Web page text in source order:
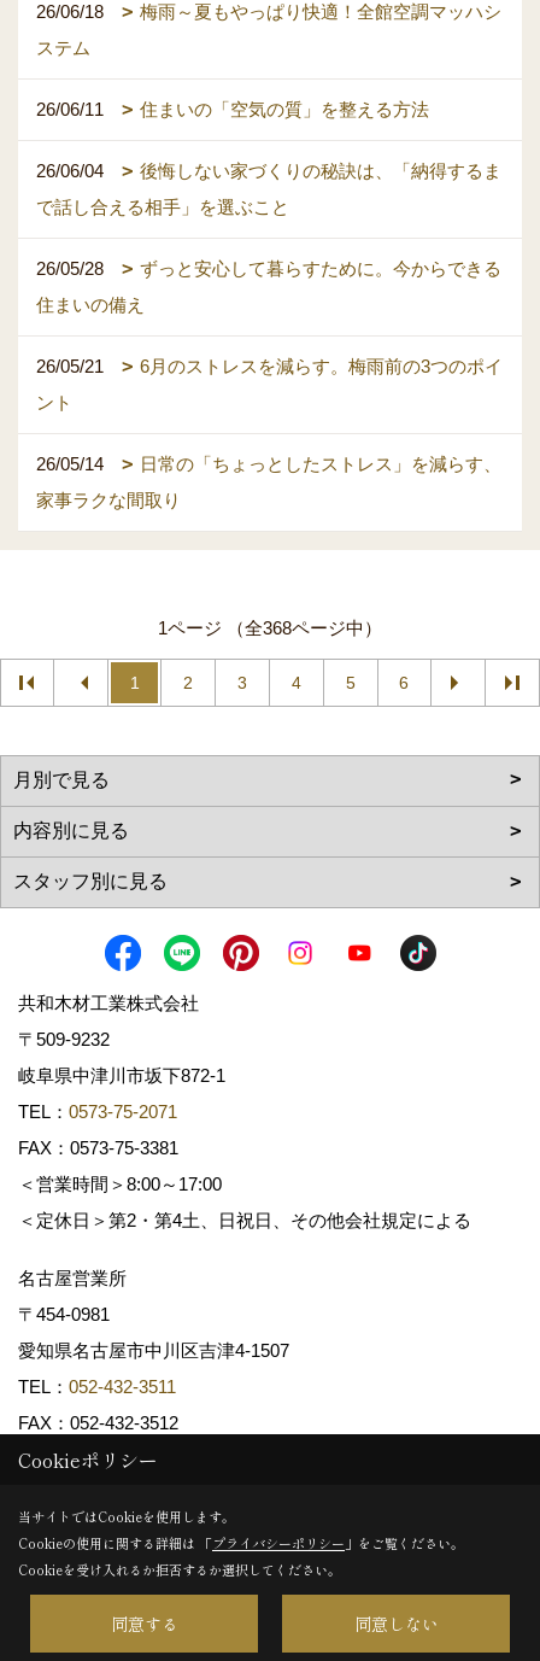
26/06/18
梅雨～夏もやっぱり快適！全館空調マッハシ
ステム
26/06/11 住まいの「空気の質」を整える方法
26/06/04
後悔しない家づくりの秘訣は、「納得するま
で話し合える相手」を選ぶこと
26/05/28
ずっと安心して暮らすために。今からできる
住まいの備え
26/05/21
6月のストレスを減らす。梅雨前の3つのポイ
ント
26/05/14
日常の「ちょっとしたストレス」を減らす、
家事ラクな間取り
1ページ （全368ページ中）
1 2 3 4 5 6
共和木材工業株式会社
〒509-9232
岐阜県中津川市坂下872‐1
TEL： 0573-75-2071
FAX：0573-75-3381
＜営業時間＞8:00～17:00
＜定休日＞第2・第4土、日祝日、その他会社規定による
名古屋営業所
〒454-0981
愛知県名古屋市中川区吉津4-1507
TEL： 052-432-3511
FAX：052-432-3512
Copyright (c) 共和木材工業株式会社. All Rights Reserved.
Produced byゴデスクリエイト
Cookieポリシー
当サイトではCookieを使用します。
Cookieの使用に関する詳細は 「プライバシーポリシー 」をご覧ください。
Cookieを受け入れるか拒否するか選択してください。
同意する 同意しない